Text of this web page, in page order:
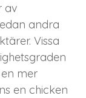
av
andra
Vissa
mer
en chicken